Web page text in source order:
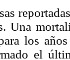
Una
los
el